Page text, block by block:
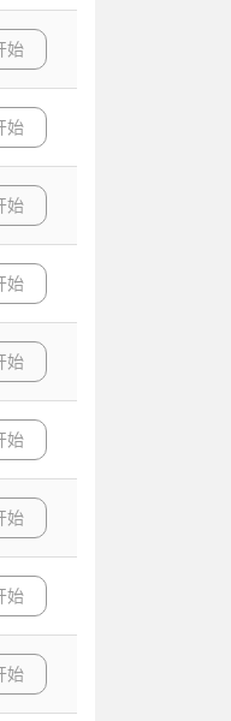
始
始
始
始
始
始
始
始
始